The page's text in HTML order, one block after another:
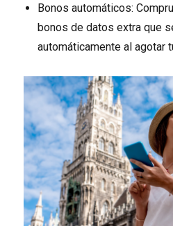
Bonos automáticos:
bonos de datos extra que
automáticamente al agotar